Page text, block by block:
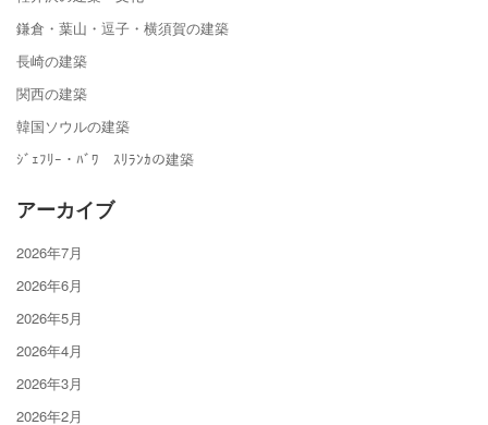
鎌倉・葉山・逗子・横須賀の建築
長崎の建築
関西の建築
韓国ソウルの建築
ｼﾞｪﾌﾘｰ・ﾊﾞﾜ ｽﾘﾗﾝｶの建築
アーカイブ
2026年7月
2026年6月
2026年5月
2026年4月
2026年3月
2026年2月